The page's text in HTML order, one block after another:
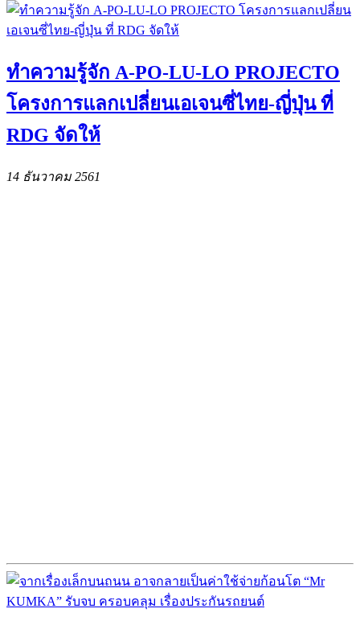
ทำความรู้จัก A-PO-LU-LO PROJECTO
โครงการแลกเปลี่ยนเอเจนซี่ไทย-ญี่ปุ่น ที่
RDG จัดให้
14 ธันวาคม 2561